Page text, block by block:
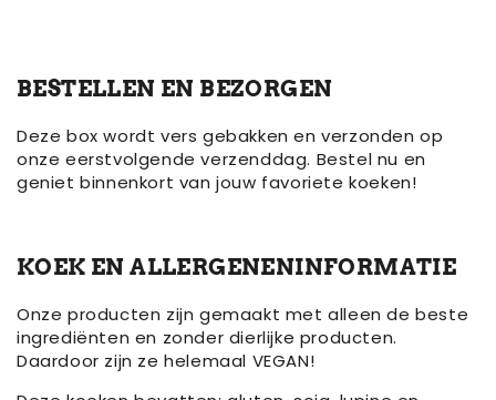
BESTELLEN EN BEZORGEN
Deze box wordt vers gebakken en verzonden op
onze eerstvolgende verzenddag. Bestel nu en
geniet binnenkort van jouw favoriete koeken!
KOEK EN ALLERGENENINFORMATIE
Onze producten zijn gemaakt met alleen de beste
ingrediënten en zonder dierlijke producten.
Daardoor zijn ze helemaal VEGAN!